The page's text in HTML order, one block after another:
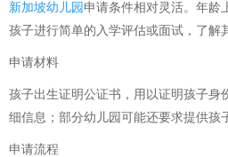
新加坡幼儿园 申请条件相对灵活。年龄
孩子进行简单的入学评估或面试，了解
申请材料
孩子出生证明公证书，用以证明孩子身
细信息；部分幼儿园可能还要求提供孩
申请流程